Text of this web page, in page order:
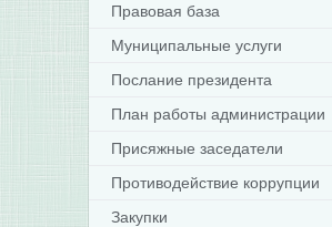
Правовая база
Муниципальные услуги
Послание президента
План работы администрации
Присяжные заседатели
Противодействие коррупции
Закупки